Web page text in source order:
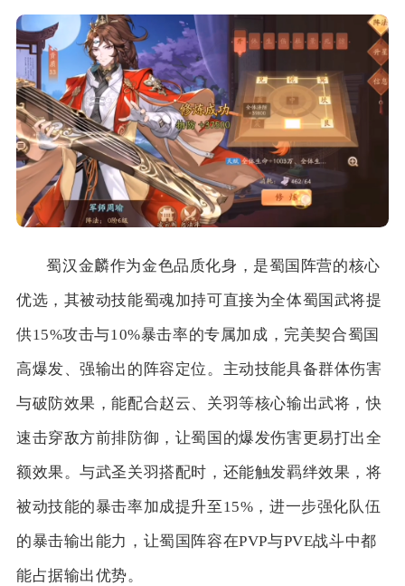
蜀汉金麟作为金色品质化身，是蜀国阵营的核心
优选，其被动技能蜀魂加持可直接为全体蜀国武将提
供15%攻击与10%暴击率的专属加成，完美契合蜀国
高爆发、强输出的阵容定位。主动技能具备群体伤害
与破防效果，能配合赵云、关羽等核心输出武将，快
速击穿敌方前排防御，让蜀国的爆发伤害更易打出全
额效果。与武圣关羽搭配时，还能触发羁绊效果，将
被动技能的暴击率加成提升至15%，进一步强化队伍
的暴击输出能力，让蜀国阵容在PVP与PVE战斗中都
能占据输出优势。